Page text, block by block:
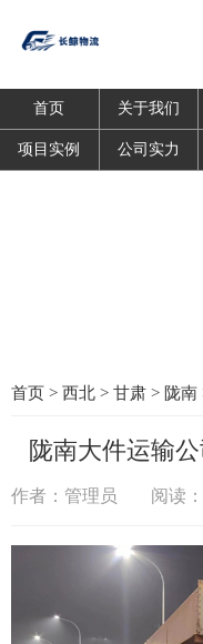
首页 关于我们
项目实例 公司实力
首页 > 西北 > 甘肃 > 陇南
陇南大件运输
作者：管理员 阅读：